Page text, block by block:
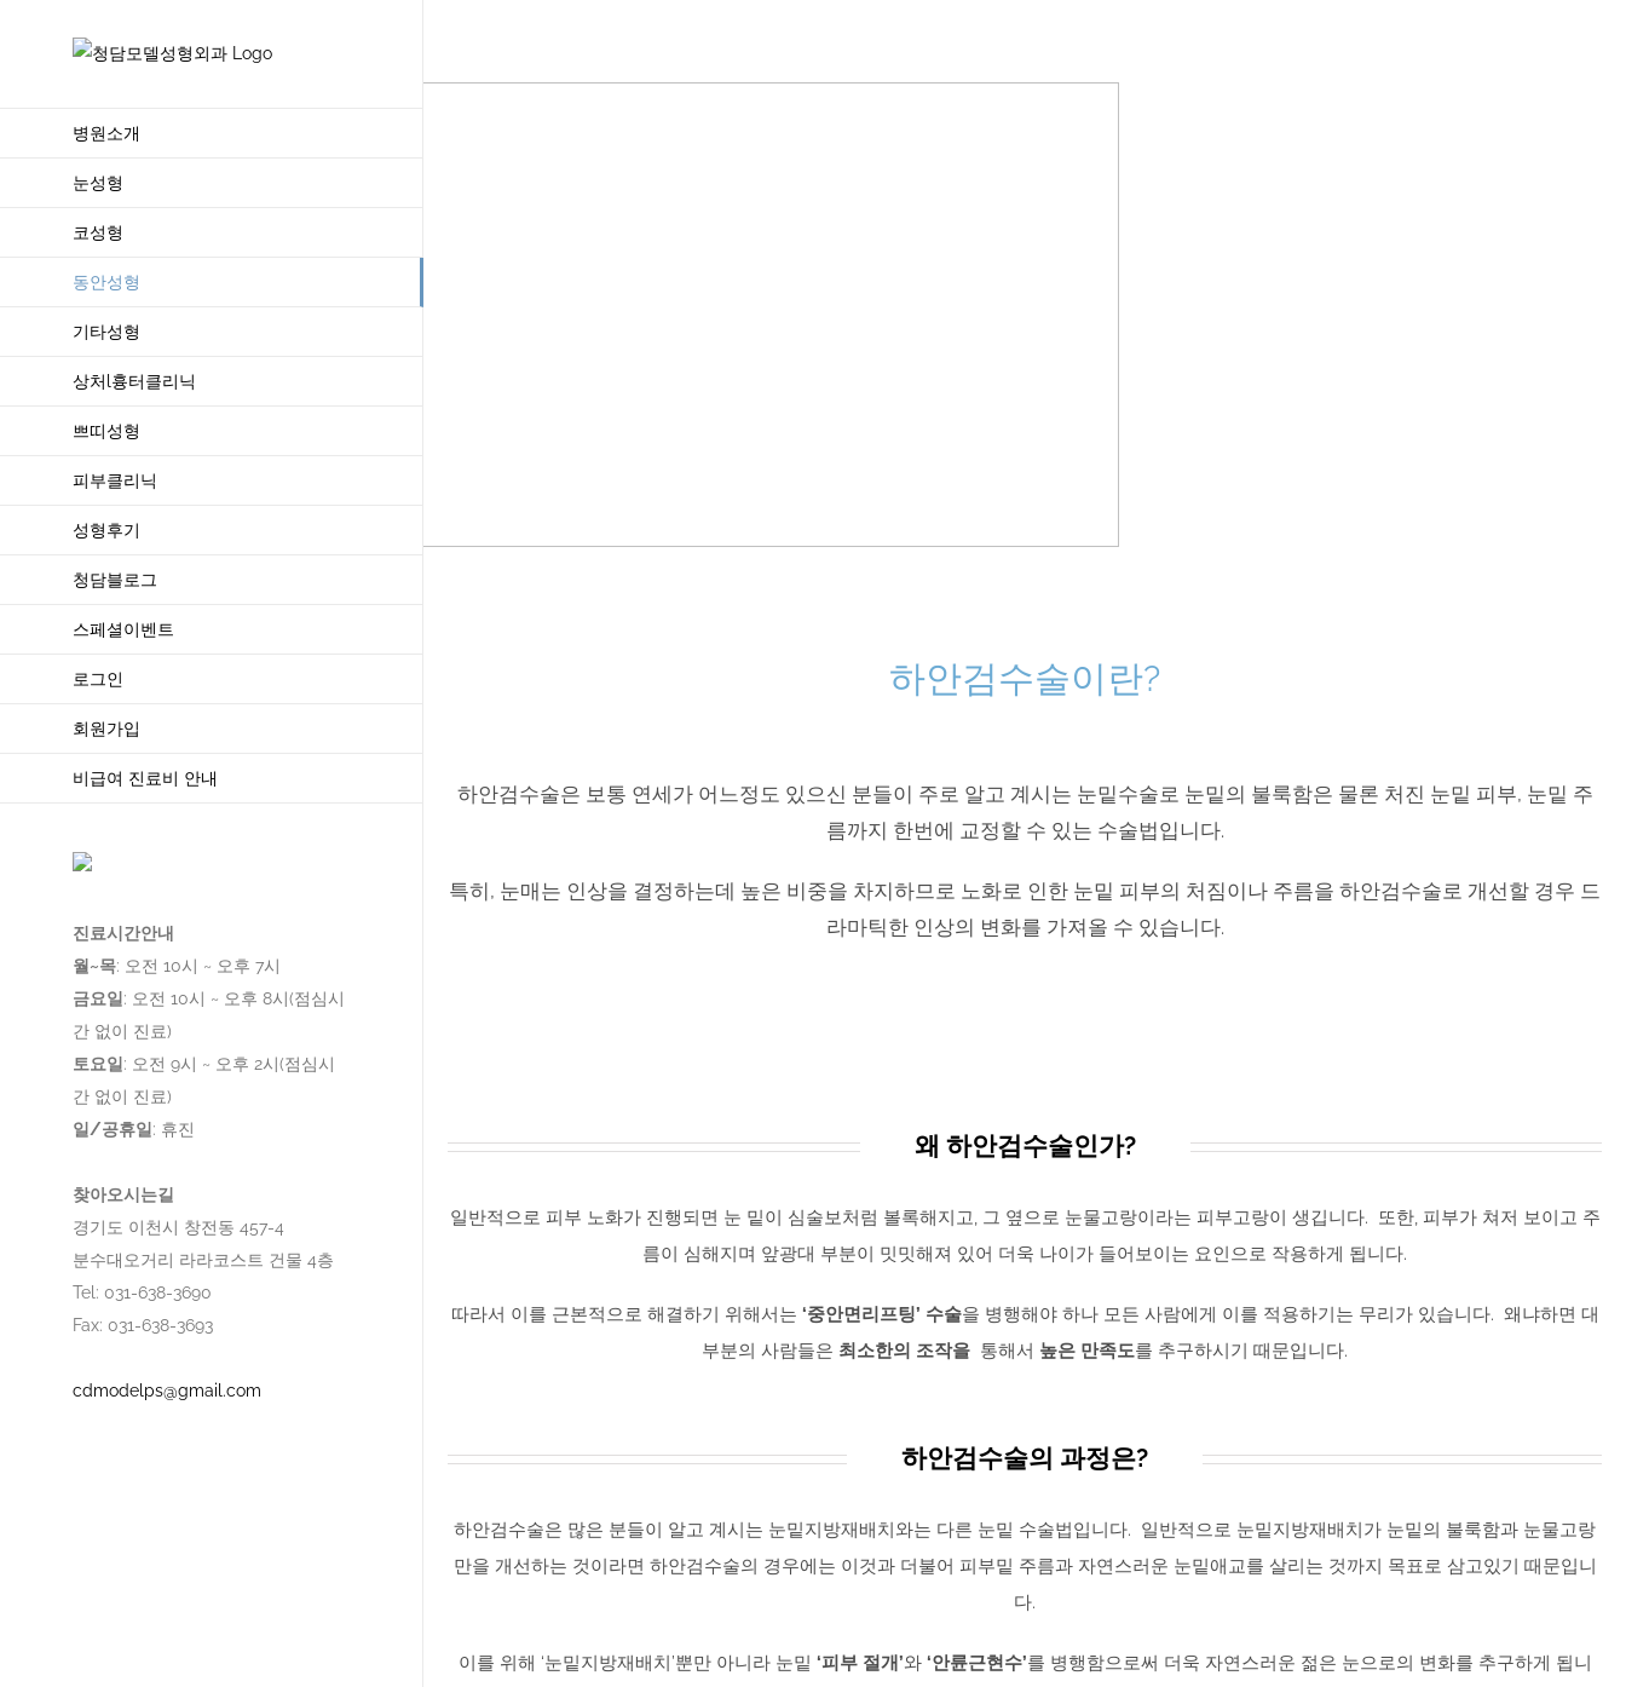
병원소개
눈성형
코성형
동안성형
기타성형
상처l흉터클리닉
쁘띠성형
피부클리닉
성형후기
청담블로그
스페셜이벤트
로그인
회원가입
비급여 진료비 안내
진료시간안내
월~목: 오전 10시 ~ 오후 7시
금요일 : 오전 10시 ~ 오후 8시(점심시
간 없이 진료)
토요일 : 오전 9시 ~ 오후 2시(점심시
간 없이 진료)
일/공휴일 : 휴진
찾아오시는길
경기도 이천시 창전동 457-4
분수대오거리 라라코스트 건물 4층
Tel: 031-638-3690
Fax: 031-638-3693
cdmodelps@gmail.com
하안검수술이란?
하안검수술은 보통 연세가 어느정도 있으신 분들이 주로 알고 계시는 눈밑수술로 눈밑의 불룩함은 물론 처진 눈밑 피부, 눈밑 주
름까지 한번에 교정할 수 있는 수술법입니다.
특히, 눈매는 인상을 결정하는데 높은 비중을 차지하므로 노화로 인한 눈밑 피부의 처짐이나 주름을 하안검수술로 개선할 경우 드
라마틱한 인상의 변화를 가져올 수 있습니다.
왜 하안검수술인가?
일반적으로 피부 노화가 진행되면 눈 밑이 심술보처럼 볼록해지고, 그 옆으로 눈물고랑이라는 피부고랑이 생깁니다. 또한, 피부가 쳐저 보이고 주
름이 심해지며 앞광대 부분이 밋밋해져 있어 더욱 나이가 들어보이는 요인으로 작용하게 됩니다.
따라서 이를 근본적으로 해결하기 위해서는 ‘중안면리프팅’ 수술을 병행해야 하나 모든 사람에게 이를 적용하기는 무리가 있습니다. 왜냐하면 대
부분의 사람들은 최소한의 조작을 통해서 높은 만족도를 추구하시기 때문입니다.
하안검수술의 과정은?
하안검수술은 많은 분들이 알고 계시는 눈밑지방재배치와는 다른 눈밑 수술법입니다. 일반적으로 눈밑지방재배치가 눈밑의 불룩함과 눈물고랑
만을 개선하는 것이라면 하안검수술의 경우에는 이것과 더불어 피부밑 주름과 자연스러운 눈밑애교를 살리는 것까지 목표로 삼고있기 때문입니
다.
이를 위해 ‘눈밑지방재배치’뿐만 아니라 눈밑 ‘피부 절개’와‘안륜근현수’를 병행함으로써 더욱 자연스러운 젊은 눈으로의 변화를 추구하게 됩니